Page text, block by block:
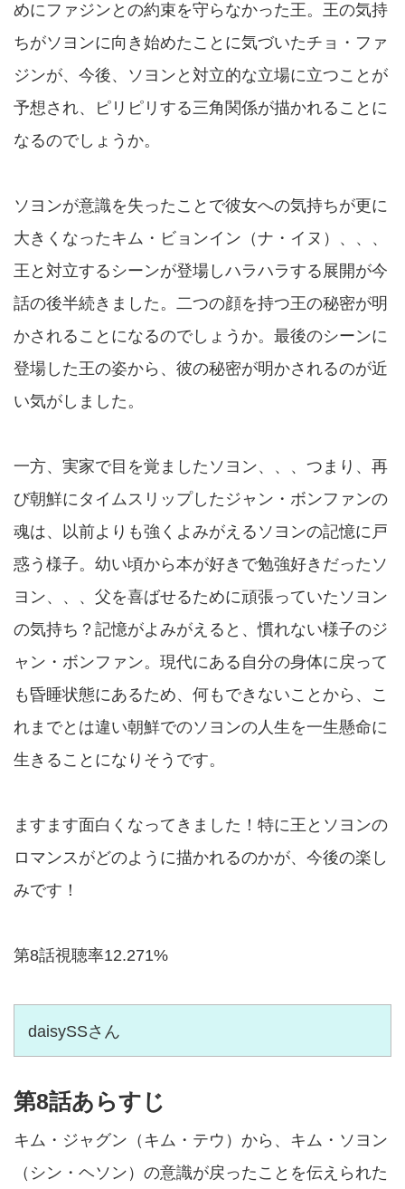
めにファジンとの約束を守らなかった王。王の気持
ちがソヨンに向き始めたことに気づいたチョ・ファ
ジンが、今後、ソヨンと対立的な立場に立つことが
予想され、ピリピリする三角関係が描かれることに
なるのでしょうか。
ソヨンが意識を失ったことで彼女への気持ちが更に
大きくなったキム・ビョンイン（ナ・イヌ）、、、
王と対立するシーンが登場しハラハラする展開が今
話の後半続きました。二つの顔を持つ王の秘密が明
かされることになるのでしょうか。最後のシーンに
登場した王の姿から、彼の秘密が明かされるのが近
い気がしました。
一方、実家で目を覚ましたソヨン、、、つまり、再
び朝鮮にタイムスリップしたジャン・ボンファンの
魂は、以前よりも強くよみがえるソヨンの記憶に戸
惑う様子。幼い頃から本が好きで勉強好きだったソ
ヨン、、、父を喜ばせるために頑張っていたソヨン
の気持ち？記憶がよみがえると、慣れない様子のジ
ャン・ボンファン。現代にある自分の身体に戻って
も昏睡状態にあるため、何もできないことから、こ
れまでとは違い朝鮮でのソヨンの人生を一生懸命に
生きることになりそうです。
ますます面白くなってきました！特に王とソヨンの
ロマンスがどのように描かれるのかが、今後の楽し
みです！
第8話視聴率12.271%
daisySSさん
第8話あらすじ
キム・ジャグン（キム・テウ）から、キム・ソヨン
（シン・ヘソン）の意識が戻ったことを伝えられた